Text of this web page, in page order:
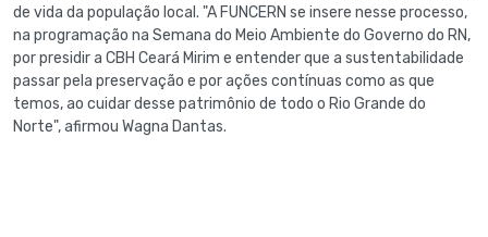
de vida da população local. "A FUNCERN se insere nesse processo,
na programação na Semana do Meio Ambiente do Governo do RN,
por presidir a CBH Ceará Mirim e entender que a sustentabilidade
passar pela preservação e por ações contínuas como as que
temos, ao cuidar desse patrimônio de todo o Rio Grande do
Norte", afirmou Wagna Dantas.